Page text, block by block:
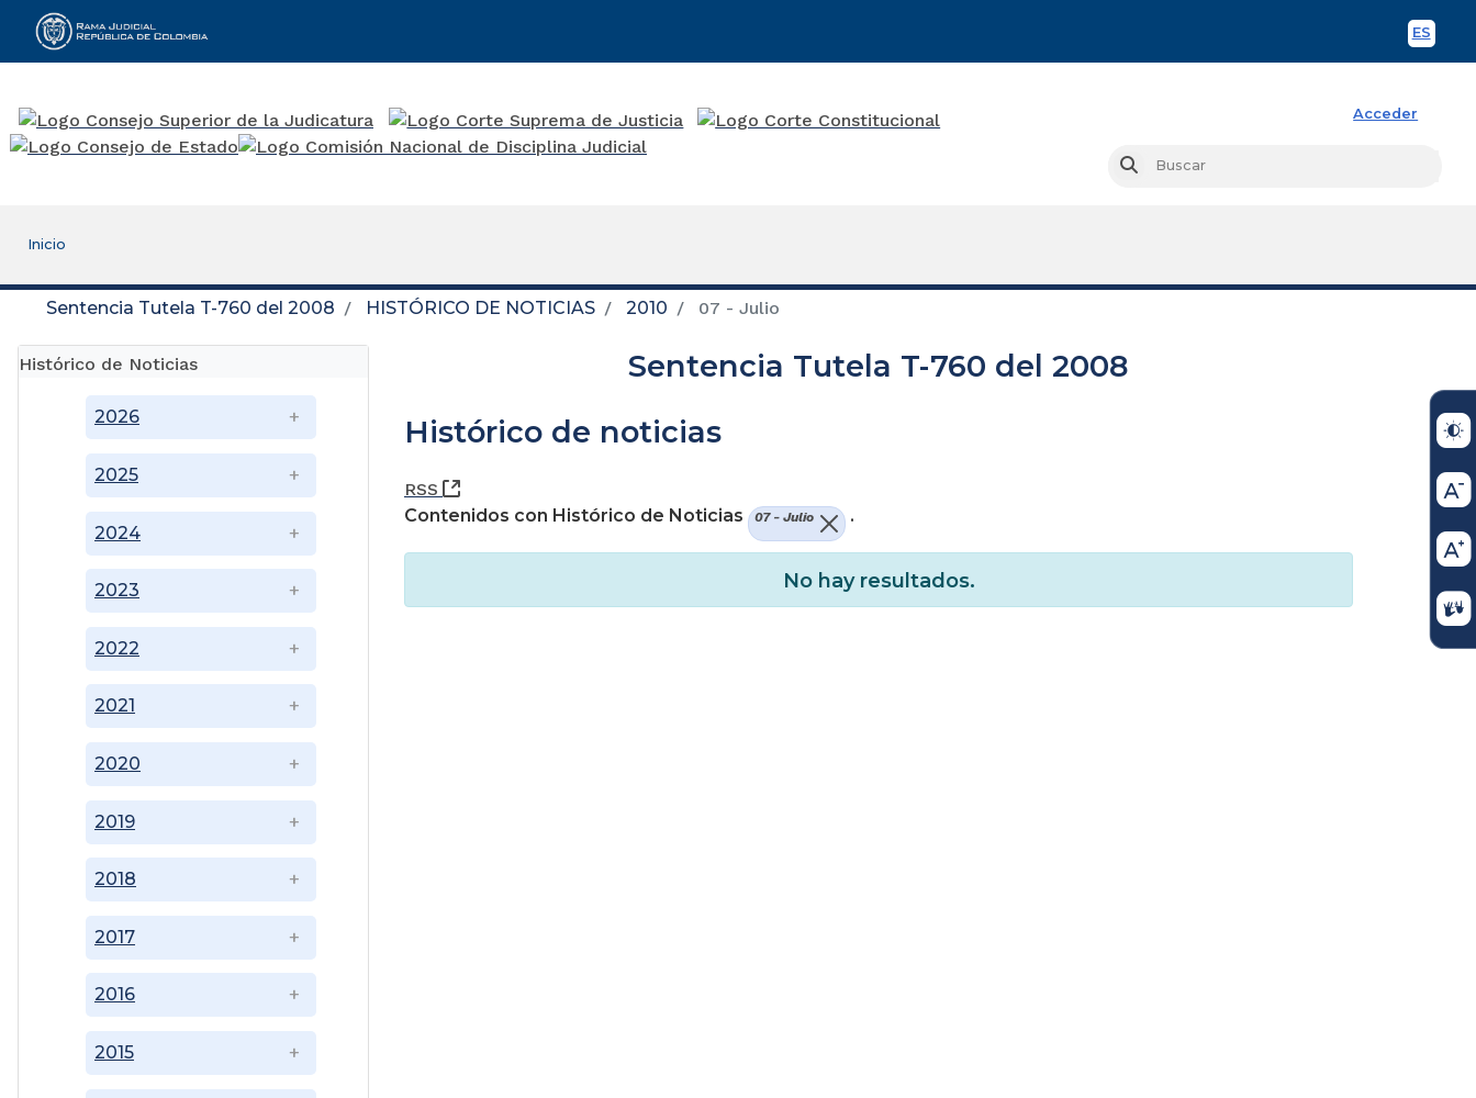
ES
Rama Judicial
Acceder
Buscar
Inicio
Sentencia Tutela T-760 del 2008 HISTÓRICO DE NOTICIAS 2010 07 - Julio
Histórico de Noticias
2015
2016
2017
2018
2019
2020
2021
2022
2023
2024
2025
2026
Sentencia Tutela T-760 del 2008
Histórico de noticias
RSS
(Abre una nueva ventana)
Contenidos con Histórico de Noticias
07 - Julio .
No hay resultados.